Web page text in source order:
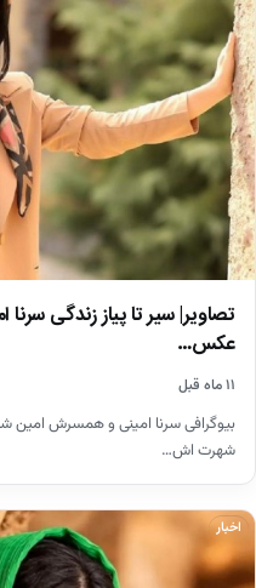
تصاویر| سیر تا پیاز زندگی سرنا
عکس…
۱۱ ماه قبل
بیوگرافی سرنا امینی و همسرش امین
شهرت اش…
اخبار